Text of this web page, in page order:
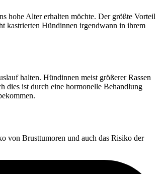
hohe Alter erhalten möchte. Der größte Vorteil
kastrierten Hündinnen irgendwann in ihrem
halten. Hündinnen meist größerer Rassen
dies ist durch eine hormonelle Behandlung
von Brusttumoren und auch das Risiko der